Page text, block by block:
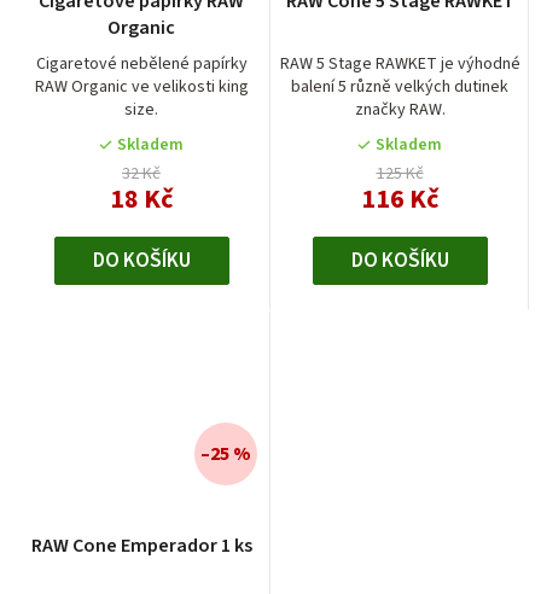
Organic
Cigaretové nebělené papírky
RAW Organic ve velikosti king
size.
hodnocení
produktu
je
5,0
z
5
hvězdiček.
Skladem
32 Kč
18 Kč
DO KOŠÍKU
RAW 5 Stage RAWKET je výhodné
balení 5 různě velkých dutinek
značky RAW.
Skladem
125 Kč
116 Kč
DO KOŠÍKU
RAW Cone Emperador 1 ks
–25 %